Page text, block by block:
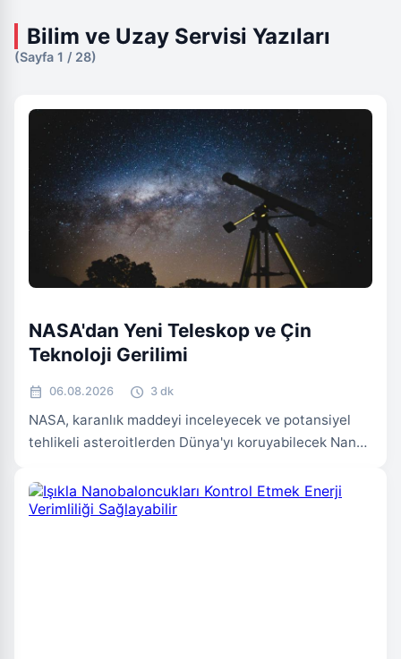
Bilim ve Uzay Servisi Yazıları
(Sayfa 1 / 28)
NASA'dan Yeni Teleskop ve Çin
Teknoloji Gerilimi
calendar_month 06.08.2026 schedule 3 dk
NASA, karanlık maddeyi inceleyecek ve potansiyel
tehlikeli asteroitlerden Dünya'yı koruyabilecek Nancy
fırlatmaya hazırlanıyor. Bu gelişmeler yaşanırken,
ABD ve Çin arasındaki teknoloji savaşları kızışıyor;